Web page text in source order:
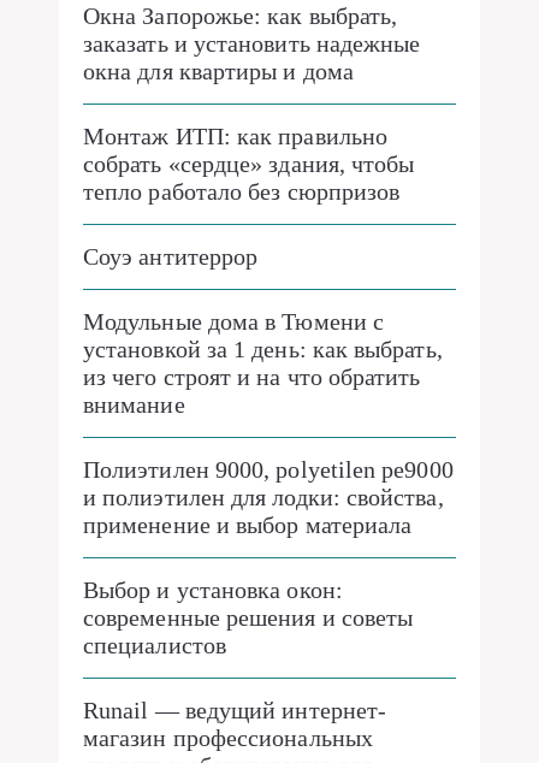
Окна Запорожье: как выбрать,
заказать и установить надежные
окна для квартиры и дома
Монтаж ИТП: как правильно
собрать «сердце» здания, чтобы
тепло работало без сюрпризов
Соуэ антитеррор
Модульные дома в Тюмени с
установкой за 1 день: как выбрать,
из чего строят и на что обратить
внимание
Полиэтилен 9000, polyetilen pe9000
и полиэтилен для лодки: свойства,
применение и выбор материала
Выбор и установка окон:
современные решения и советы
специалистов
Runail — ведущий интернет-
магазин профессиональных